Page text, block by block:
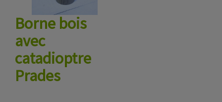
Borne bois
avec
catadioptre
Prades